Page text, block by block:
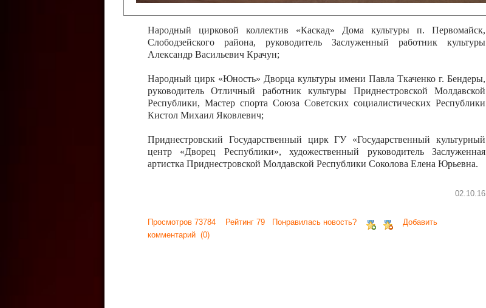
Молдавской Республики Николай Юрьевич Елистратов;
Народный цирковой коллектив «Каскад» Дома культуры п. Первомайск,
Слободзейского района, руководитель Заслуженный работник культуры
Александр Васильевич Крачун;
Народный цирк «Юность» Дворца культуры имени Павла Ткаченко г. Бендеры,
руководитель Отличный работник культуры Приднестровской Молдавской
Республики, Мастер спорта Союза Советских социалистических Республики
Кистол Михаил Яковлевич;
Приднестровский Государственный цирк ГУ «Государственный культурный
центр «Дворец Республики», художественный руководитель Заслуженная
артистка Приднестровской Молдавской Республики Соколова Елена Юрьевна.
02.10.16
Просмотров 73784 Рейтинг 79 Понравилась новость?
Добавить
комментарий (0)